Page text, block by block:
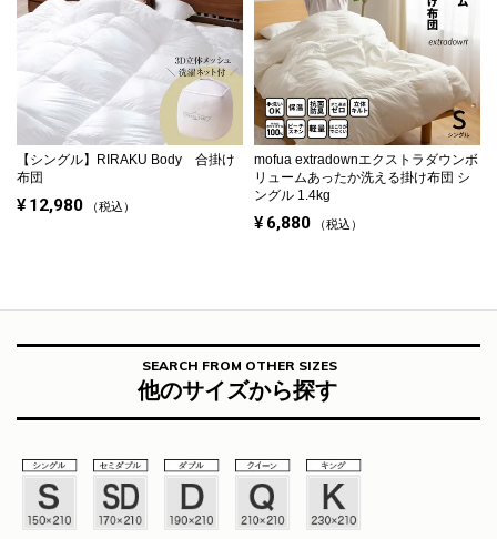
【シングル】
RIRAKU Body 合掛け
布団
¥ 12,980 税込
mofua extradownエクストラダウンボ
リュームあったか洗える掛け布団 シ
ングル 1.4kg
¥ 6,880 税込
SEARCH FROM OTHER SIZES
他のサイズから探す